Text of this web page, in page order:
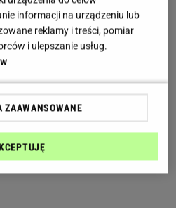
informacji na urządzeniu lub
reklamy i treści, pomiar
i ulepszanie usług.
ZAAWANSOWANE